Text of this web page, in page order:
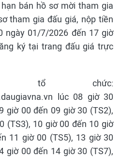
bán hồ sơ mời tham gia
tham gia đấu giá, nộp tiền
ngày 01/7/2026 đến 17 giờ
ký tại trang đấu giá trực
tổ chức:
lúc 08 giờ 30
giờ 00 đến 09 giờ 30 (TS2),
(TS3), 10 giờ 00 đến 10 giờ
11 giờ 00 (TS5), 13 giờ 30
giờ 00 đến 14 giờ 30 (TS7),